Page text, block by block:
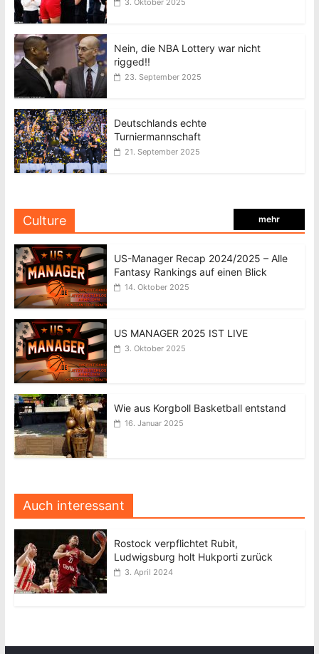
3. Oktober 2025
Nein, die NBA Lottery war nicht
rigged!!
23. September 2025
Deutschlands echte
Turniermannschaft
21. September 2025
Culture mehr
US-Manager Recap 2024/2025 – Alle
Fantasy Rankings auf einen Blick
14. Oktober 2025
US MANAGER 2025 IST LIVE
3. Oktober 2025
Wie aus Korgboll Basketball entstand
16. Januar 2025
Auch interessant
Rostock verpflichtet Rubit,
Ludwigsburg holt Hukporti zurück
3. April 2024